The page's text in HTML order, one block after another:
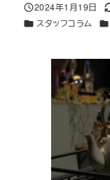
投稿日
2024年1月19日
カテゴリー
スタッフコラム カ